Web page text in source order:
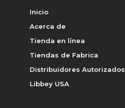
Inicio
Acerca de
Tienda en línea
Tiendas de Fabrica
Distribuidores Autorizados
Libbey USA